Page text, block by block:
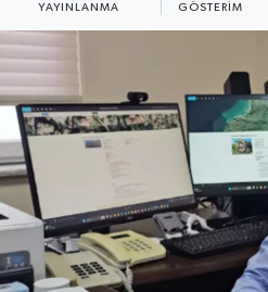
YAYINLANMA GÖSTERIM
Mizah
Röportaj
Teknoloji